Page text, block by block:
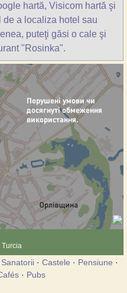
hartă, Visicom hartă şi
de a localiza hotel sau
puteţi găsi o cale şi
"Rosinka".
Turcia
Sanatorii· Castele · Pensiune ·
· Pubs